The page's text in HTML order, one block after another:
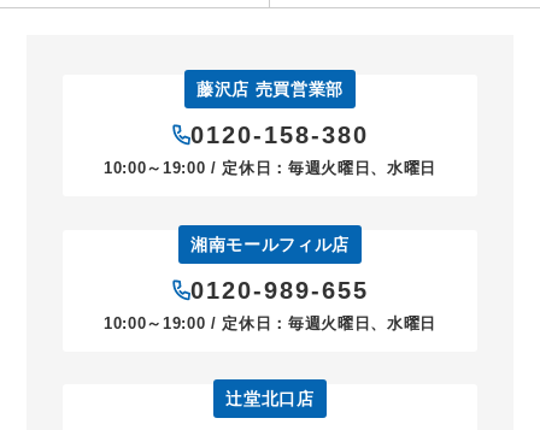
藤沢店 売買営業部
0120-158-380
10:00～19:00 / 定休日：毎週火曜日、水曜日
湘南モールフィル店
0120-989-655
10:00～19:00 / 定休日：毎週火曜日、水曜日
辻堂北口店